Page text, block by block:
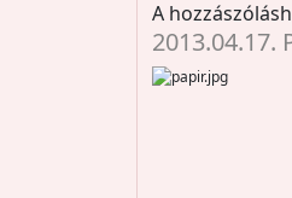
A
2013.04.17.